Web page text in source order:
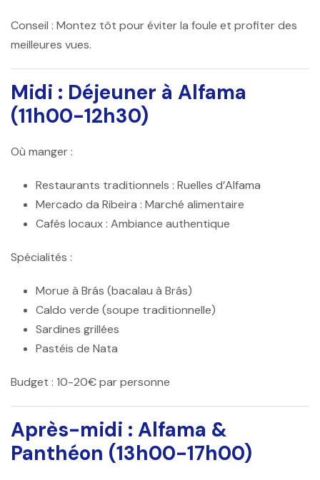
Conseil : Montez tôt pour éviter la foule et profiter des
meilleures vues.
Midi : Déjeuner à Alfama
(11h00-12h30)
Où manger :
Restaurants traditionnels : Ruelles d’Alfama
Mercado da Ribeira : Marché alimentaire
Cafés locaux: Ambiance authentique
Spécialités :
Morue à Brás (bacalau à Brás)
Caldo verde (soupe traditionnelle)
Sardines grillées
Pastéis de Nata
Budget : 10-20€ par personne
Après-midi : Alfama &
Panthéon (13h00-17h00)